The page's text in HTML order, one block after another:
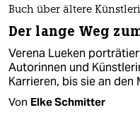
Buch über ältere
Der lange Weg
Verena Lueken
Autorinnen und
Karrieren, bis sie an den
Von Elke Schmitter